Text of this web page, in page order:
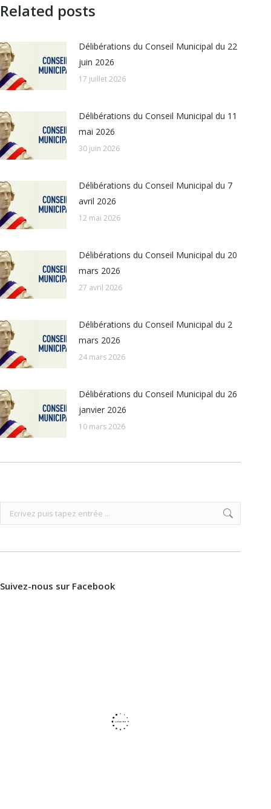
Related posts
Délibérations du Conseil Municipal du 22
juin 2026
17 juillet 2026
Délibérations du Conseil Municipal du 11
mai 2026
30 juin 2026
Délibérations du Conseil Municipal du 7
avril 2026
12 mai 2026
Délibérations du Conseil Municipal du 20
mars 2026
27 avril 2026
Délibérations du Conseil Municipal du 2
mars 2026
24 mars 2026
Délibérations du Conseil Municipal du 26
janvier 2026
10 mars 2026
Recherche
:
Suivez-nous sur Facebook